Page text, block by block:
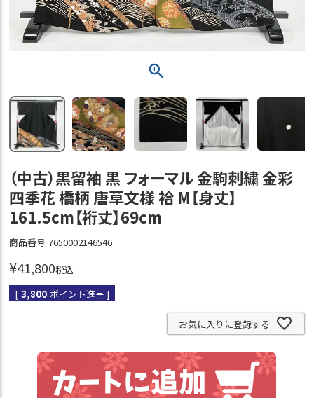
（中古）黒留袖 黒 フォーマル 金駒刺繍 金彩
四季花 橋柄 唐草文様 袷 M【身丈】
161.5cm【裄丈】69cm
商品番号 7650002146546
¥41,800税込
[ 3,800 ポイント進呈 ]
お気に入りに登録する